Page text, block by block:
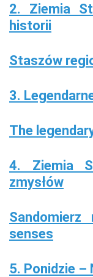
2. Ziemia
historii
Staszów
3.
The
4. Ziemia
zmysłów
senses
5. Ponidzie –